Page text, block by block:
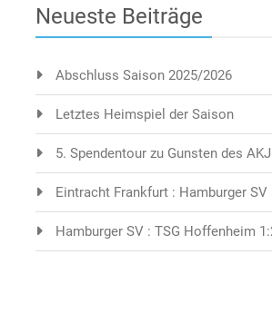
Neueste Beiträge
Abschluss Saison 2025/2026
Letztes Heimspiel der Saison
5. Spendentour zu Gunsten des
Eintracht Frankfurt : Hamburger SV
Hamburger SV : TSG Hoffenheim